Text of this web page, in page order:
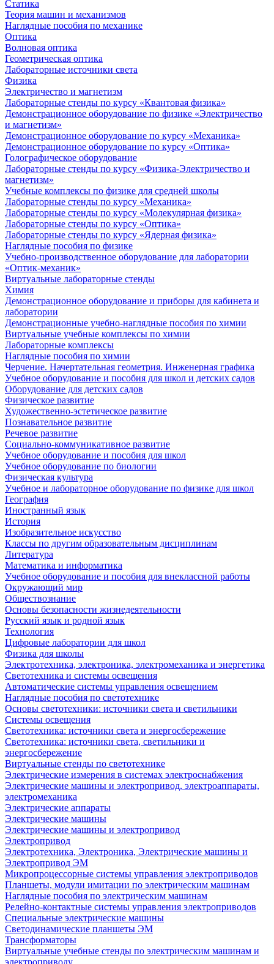
Статика
Теория машин и механизмов
Наглядные пособия по механике
Оптика
Волновая оптика
Геометрическая оптика
Лабораторные источники света
Физика
Электричество и магнетизм
Лабораторные стенды по курсу «Квантовая физика»
Демонстрационное оборудование по физике «Электричество
и магнетизм»
Демонстрационное оборудование по курсу «Механика»
Демонстрационное оборудование по курсу «Оптика»
Голографическое оборудование
Лабораторные стенды по курсу «Физика-Электричество и
магнетизм»
Учебные комплексы по физике для средней школы
Лабораторные стенды по курсу «Механика»
Лабораторные стенды по курсу «Молекулярная физика»
Лабораторные стенды по курсу «Оптика»
Лабораторные стенды по курсу «Ядерная физика»
Наглядные пособия по физике
Учебно-производственное оборудование для лаборатории
«Оптик-механик»
Виртуальные лабораторные стенды
Химия
Демонстрационное оборудование и приборы для кабинета и
лаборатории
Демонстрационные учебно-наглядные пособия по химии
Виртуальные учебные комплексы по химии
Лабораторные комплексы
Наглядные пособия по химии
Черчение. Начертательная геометрия. Инженерная графика
Учебное оборудование и пособия для школ и детских садов
Оборудование для детских садов
Физическое развитие
Художественно-эстетическое развитие
Познавательное развитие
Речевое развитие
Социально-коммуникативное развитие
Учебное оборудование и пособия для школ
Учебное оборудование по биологии
Физическая культура
Учебное и лабораторное оборудование по физике для школ
География
Иностранный язык
История
Изобразительное искусство
Классы по другим образовательным дисциплинам
Литература
Математика и информатика
Учебное оборудование и пособия для внеклассной работы
Окружающий мир
Обществознание
Основы безопасности жизнедеятельности
Русский язык и родной язык
Технология
Цифровые лаборатории для школ
Физика для школы
Электротехника, электроника, электромеханика и энергетика
Светотехника и системы освещения
Автоматические системы управления освещением
Наглядные пособия по светотехнике
Основы светотехники: источники света и светильники
Системы освещения
Светотехника: источники света и энергосбережение
Светотехника: источники света, светильники и
энергосбережение
Виртуальные стенды по светотехнике
Электрические измерения в системах электроснабжения
Электрические машины и электропривод, электроаппараты,
электромеханика
Электрические аппараты
Электрические машины
Электрические машины и электропривод
Электропривод
Электротехника, Электроника, Электрические машины и
Электропривод ЭМ
Микропроцессорные системы управления электроприводов
Планшеты, модули имитации по электрическим машинам
Наглядные пособия по электрическим машинам
Релейно-контактные системы управления электроприводов
Специальные электрические машины
Светодинамические планшеты ЭМ
Трансформаторы
Виртуальные учебные стенды по электрическим машинам и
электроприводу